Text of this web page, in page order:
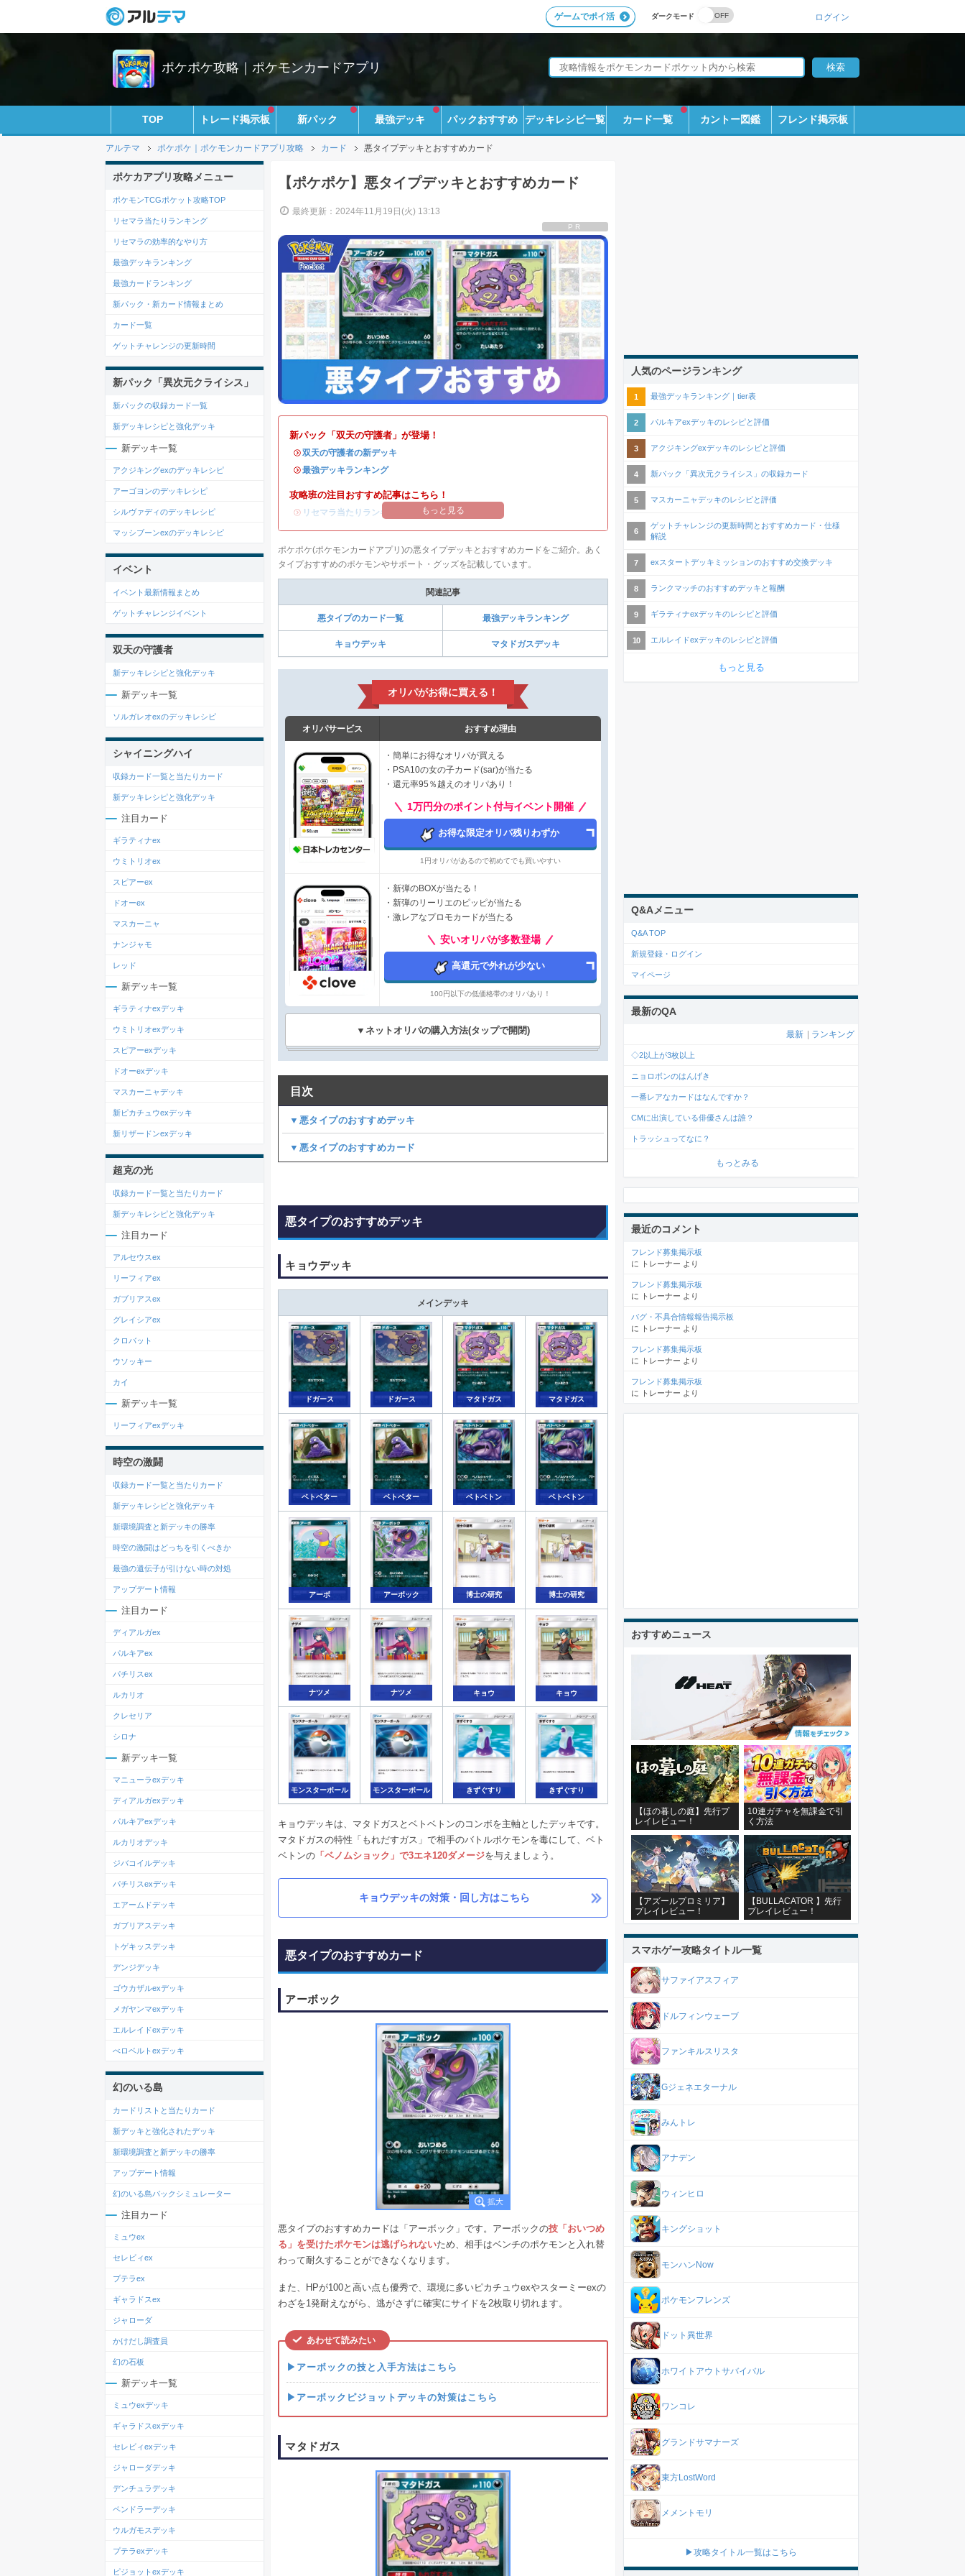
ダークモード
ゲームでポイ活 ログイン
ポケポケ攻略｜ポケモンカードアプリ
TOP トレード掲示板 新パック 最強デッキ パックおすすめ デッキレシピ一覧 カード一覧 カントー図鑑 フレンド掲示板
アルテマ ポケポケ｜ポケモンカードアプリ攻略 カード 悪タイプデッキとおすすめカード
【ポケポケ】悪タイプデッキとおすすめカード
最終更新：2024年11月19日(火) 13:13
PR
新パック「双天の守護者」が登場！
・双天の守護者の新デッキ
・最強デッキランキング
攻略班の注目おすすめ記事はこちら！
・ リセマラ当たりランキング リセマラのやり方
もっと見る
ポケポケ(ポケモンカードアプリ)の悪タイプデッキとおすすめカードをご紹介。あく
タイプおすすめのポケモンやサポート・グッズを記載しています。
関連記事
悪タイプのカード一覧 最強デッキランキング
キョウデッキ マタドガスデッキ
オリパがお得に買える！
オリパサービス おすすめ理由
・簡単にお得なオリパが買える
・PSA10の女の子カード(sar)が当たる
・還元率95％越えのオリパあり！
1万円分のポイント付与イベント開催
お得な限定オリパ残りわずか
1円オリパがあるので初めてでも買いやすい
・新弾のBOXが当たる！
・新弾のリーリエのピッピが当たる
・激レアなプロモカードが当たる
安いオリパが多数登場
高還元で外れが少ない
100円以下の低価格帯のオリパあり！
▼ネットオリパの購入方法(タップで開閉)
目次
▼悪タイプのおすすめデッキ
▼悪タイプのおすすめカード
悪タイプのおすすめデッキ
キョウデッキ
メインデッキ
ドガース ドガース マタドガス マタドガス
ベトベター ベトベター ベトベトン ベトベトン
アーボ アーボック 博士の研究 博士の研究
ナツメ ナツメ キョウ キョウ
モンスターボール モンスターボール きずぐすり きずぐすり
キョウデッキは、マタドガスとベトベトンのコンボを主軸としたデッキです。
マタドガスの特性「もれだすガス」で相手のバトルポケモンを毒にして、ベト
ベトンの 「ベノムショック」で3エネ120ダメージを与えましょう。
キョウデッキの対策・回し方はこちら
悪タイプのおすすめカード
アーボック
悪タイプのおすすめカードは「アーボック」です。アーボックの技「おいつめ
る」を受けたポケモンは逃げられないため、相手はベンチのポケモンと入れ替
わって耐久することができなくなります。
また、HPが100と高い点も優秀で、環境に多いピカチュウexやスターミーexの
わざを1発耐えながら、逃がさずに確実にサイドを2枚取り切れます。
あわせて読みたい
▶アーボックの技と入手方法はこちら
▶アーボックピジョットデッキの対策はこちら
マタドガス
ポケカアプリ攻略メニュー
ポケモンTCGポケット攻略TOP
リセマラ当たりランキング
リセマラの効率的なやり方
最強デッキランキング
最強カードランキング
新パック・新カード情報まとめ
カード一覧
ゲットチャレンジの更新時間
新パック「異次元クライシス」
新パックの収録カード一覧
新デッキレシピと強化デッキ
新デッキ一覧
アクジキングexのデッキレシピ
アーゴヨンのデッキレシピ
シルヴァディのデッキレシピ
マッシブーンexのデッキレシピ
イベント
イベント最新情報まとめ
ゲットチャレンジイベント
双天の守護者
新デッキレシピと強化デッキ
新デッキ一覧
ソルガレオexのデッキレシピ
シャイニングハイ
収録カード一覧と当たりカード
新デッキレシピと強化デッキ
注目カード
ギラティナex
ウミトリオex
スピアーex
ドオーex
マスカーニャ
ナンジャモ
レッド
新デッキ一覧
ギラティナexデッキ
ウミトリオexデッキ
スピアーexデッキ
ドオーexデッキ
マスカーニャデッキ
新ピカチュウexデッキ
新リザードンexデッキ
超克の光
収録カード一覧と当たりカード
新デッキレシピと強化デッキ
注目カード
アルセウスex
リーフィアex
ガブリアスex
グレイシアex
クロバット
ウソッキー
カイ
新デッキ一覧
リーフィアexデッキ
時空の激闘
収録カード一覧と当たりカード
新デッキレシピと強化デッキ
新環境調査と新デッキの勝率
時空の激闘はどっちを引くべきか
最強の遺伝子が引けない時の対処
アップデート情報
注目カード
ディアルガex
パルキアex
パチリスex
ルカリオ
クレセリア
シロナ
新デッキ一覧
マニューラexデッキ
ディアルガexデッキ
パルキアexデッキ
ルカリオデッキ
ジバコイルデッキ
パチリスexデッキ
エアームドデッキ
ガブリアスデッキ
トゲキッスデッキ
デンジデッキ
ゴウカザルexデッキ
メガヤンマexデッキ
エルレイドexデッキ
べロベルトexデッキ
幻のいる島
カードリストと当たりカード
新デッキと強化されたデッキ
新環境調査と新デッキの勝率
アップデート情報
幻のいる島パックシミュレーター
注目カード
ミュウex
セレビィex
プテラex
ギャラドスex
ジャローダ
かけだし調査員
幻の石板
新デッキ一覧
ミュウexデッキ
ギャラドスexデッキ
セレビィexデッキ
ジャローダデッキ
デンチュラデッキ
ペンドラーデッキ
ウルガモスデッキ
プテラexデッキ
ピジョットexデッキ
人気のページランキング
最強デッキランキング｜tier表
パルキアexデッキのレシピと評価
アクジキングexデッキのレシピと評価
新パック「異次元クライシス」の収録カード
マスカーニャデッキのレシピと評価
ゲットチャレンジの更新時間とおすすめカード・仕様
解説
exスタートデッキミッションのおすすめ交換デッキ
ランクマッチのおすすめデッキと報酬
ギラティナexデッキのレシピと評価
エルレイドexデッキのレシピと評価
もっと見る
Q&Aメニュー
Q&A TOP
新規登録・ログイン
マイページ
最新のQA
最新 ランキング
◇2以上が3枚以上
ニョロボンのはんげき
一番レアなカードはなんですか？
CMに出演している俳優さんは誰？
トラッシュってなに？
もっとみる
最近のコメント
フレンド募集掲示板
に
トレーナー より
フレンド募集掲示板
に
トレーナー より
バグ・不具合情報報告掲示板
に
トレーナー より
フレンド募集掲示板
に
トレーナー より
フレンド募集掲示板
に
トレーナー より
おすすめニュース
【ほの暮しの庭】先行プ
レイレビュー！
10連ガチャを無課金で引
く方法
【アズールプロミリア】
プレイレビュー！
【BULLACATOR 】先行
プレイレビュー！
スマホゲー攻略タイトル一覧
サファイアスフィア
ドルフィンウェーブ
ファンキルスリスタ
Gジェネエターナル
みんトレ
アナデン
ウィンヒロ
キングショット
モンハンNow
ポケモンフレンズ
ドット異世界
ホワイトアウトサバイバル
ワンコレ
グランドサマナーズ
東方LostWord
メメントモリ
▶攻略タイトル一覧はこちら